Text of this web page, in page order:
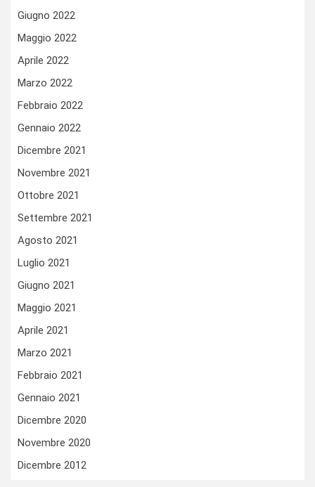
Giugno 2022
Maggio 2022
Aprile 2022
Marzo 2022
Febbraio 2022
Gennaio 2022
Dicembre 2021
Novembre 2021
Ottobre 2021
Settembre 2021
Agosto 2021
Luglio 2021
Giugno 2021
Maggio 2021
Aprile 2021
Marzo 2021
Febbraio 2021
Gennaio 2021
Dicembre 2020
Novembre 2020
Dicembre 2012